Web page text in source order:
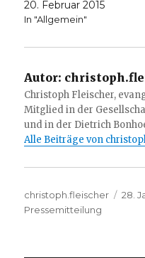
20. Februar 2015
In "Allgemein"
Autor:
Christoph Fleischer,
Mitglied in der
und in der Dietrich
Alle Beiträge von
Autor
christoph.fleischer 28.
Pressemitteilung